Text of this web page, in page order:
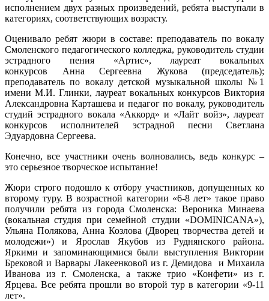
исполнением двух разных произведений, ребята выступали в
категориях, соответствующих возрасту.
Оценивало ребят жюри в составе: преподаватель по вокалу
Смоленского педагогического колледжа, руководитель студии
эстрадного пения «Артис», лауреат вокальных
конкурсов Анна Сергеевна Жукова (председатель);
преподаватель по вокалу детской музыкальной школы №1
имени М.И. Глинки, лауреат вокальных конкурсов Виктория
Александровна Карташева и педагог по вокалу, руководитель
студий эстрадного вокала «Аккорд» и «Лайт войз», лауреат
конкурсов исполнителей эстрадной песни Светлана
Эдуардовна Сергеева.
Конечно, все участники очень волновались, ведь конкурс –
это серьезное творческое испытание!
Жюри строго подошло к отбору участников, допущенных ко
второму туру. В возрастной категории «6-8 лет» такое право
получили ребята из города Смоленска: Вероника Минаева
(вокальная студия при семейной студии «DOMINICANA»),
Ульяна Полякова, Анна Козлова (Дворец творчества детей и
молодежи») и Ярослав Якубов из Руднянского района.
Яркими и запоминающимися были выступления Виктории
Брековой и Варвары Лакеенковой из г. Демидова и Михаила
Иванова из г. Смоленска, а также трио «Конфети» из г.
Ярцева. Все ребята прошли во второй тур в категории «9-11
лет».